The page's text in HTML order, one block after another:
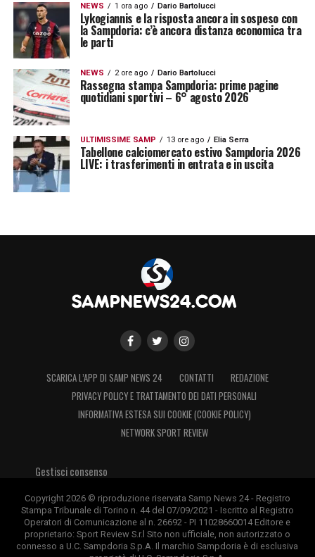
NEWS 1 ora ago Dario Bartolucci
Lykogiannis e la risposta ancora in sospeso con
la Sampdoria: c’è ancora distanza economica tra
le parti
NEWS 2 ore ago Dario Bartolucci
Rassegna stampa Sampdoria: prime pagine
quotidiani sportivi – 6° agosto 2026
ULTIMISSIME SAMP 13 ore ago Elia Serra
Tabellone calciomercato estivo Sampdoria 2026
LIVE: i trasferimenti in entrata e in uscita
SCARICA L’APP DI SAMP NEWS 24 CONTATTI
REDAZIONE
PRIVACY POLICY E TRATTAMENTO DEI DATI PERSONALI
INFORMATIVA ESTESA SUI COOKIE (COOKIE POLICY)
NETWORK SPORT REVIEW
Gestisci consenso
Copyright 2026 © riproduzione riservata Samp News 24 - Registro
Stampa Tribunale di Torino n. 44 del 07/09/2021 - Iscritto al Registro
Operatori di Comunicazione al n. 26692 - PI 11028660014 Editore e
proprietario: Sport Review S.r.l Sito non ufficiale, non autorizzato o
connesso a U.C. Sampdoria S.p.A. Il marchio Sampdoria è di esclusiva